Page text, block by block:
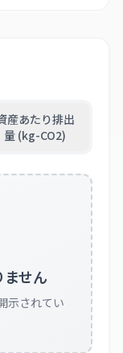
産あたり排出
量 (kg-CO2)
せん
示されてい